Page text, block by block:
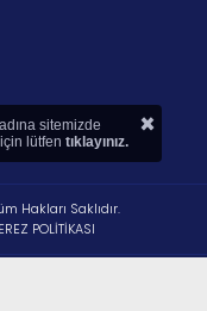
Hakları Saklıdır.
POLİTİKASI
sitemizde
lütfen tıklayınız. ×